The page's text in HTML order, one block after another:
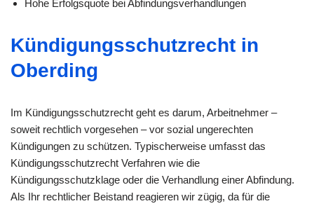
Hohe Erfolgsquote bei Abfindungsverhandlungen
Kündigungsschutzrecht in
Oberding
Im Kündigungsschutzrecht geht es darum, Arbeitnehmer –
soweit rechtlich vorgesehen – vor sozial ungerechten
Kündigungen zu schützen. Typischerweise umfasst das
Kündigungsschutzrecht Verfahren wie die
Kündigungsschutzklage oder die Verhandlung einer Abfindung.
Als Ihr rechtlicher Beistand reagieren wir zügig, da für die